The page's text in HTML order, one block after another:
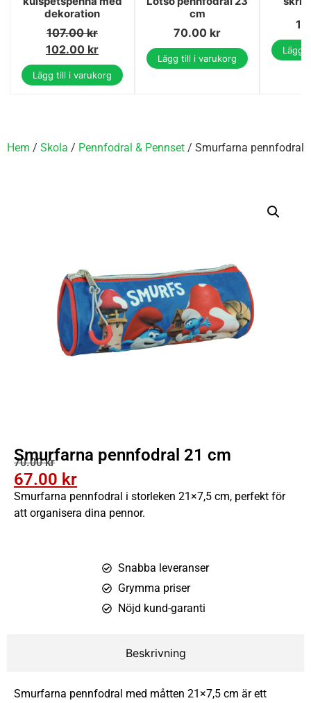
dekoration
107.00kr
102.00 kr
Lägg till i varukorg
cm
70.00 kr
Lägg till i varukorg
Lägg
Hem / Skola / Pennfodral & Pennset / Smurfarna pennfodral
Smurfarna pennfodral 21 cm
70.00kr
67.00 kr
Smurfarna pennfodral i storleken 21×7,5 cm, perfekt för
att organisera dina pennor.
Snabba leveranser
Grymma priser
Nöjd kund-garanti
Beskrivning
Smurfarna pennfodral med måtten 21×7,5 cm är ett